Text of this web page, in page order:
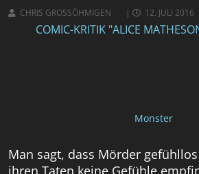
CHRIS GROSSÖHMIGEN 12. JULI 2016
COMIC-KRITIK "ALICE
Monster
Man sagt, dass Mörder